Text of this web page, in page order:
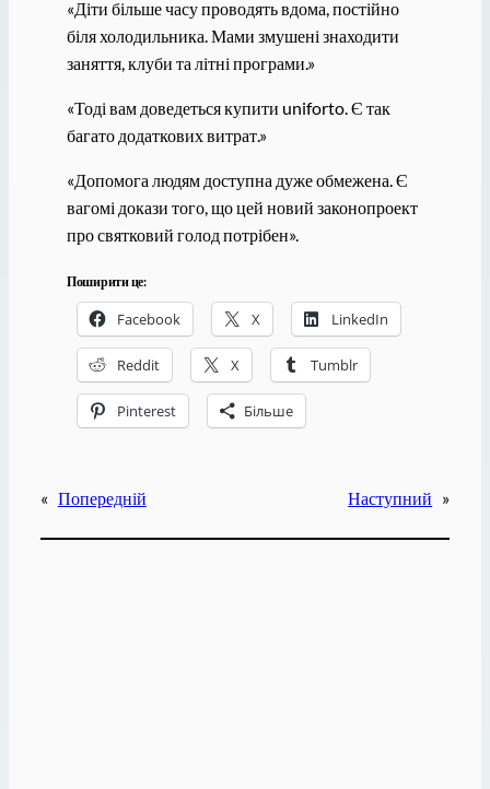
«Діти більше часу проводять вдома, постійно
біля холодильника. Мами змушені знаходити
заняття, клуби та літні програми.»
«Тоді вам доведеться купити uniforto. Є так
багато додаткових витрат.»
«Допомога людям доступна дуже обмежена. Є
вагомі докази того, що цей новий законопроект
про святковий голод потрібен».
Поширити це:
Facebook X LinkedIn
Reddit X Tumblr
Pinterest Більше
« Попередній Наступний »